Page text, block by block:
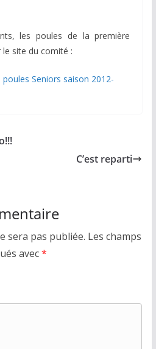
les poules de la première
site du comité :
poules Seniors saison 2012-
C’est reparti
sera pas publiée. Les champs
avec*